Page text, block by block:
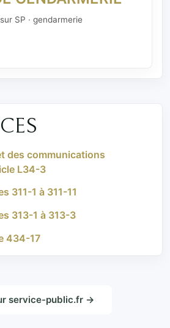
SP · gendarmerie
des communications
L34-3
311-1 à 311-11
313-1 à 313-3
434-17
service-public.fr →